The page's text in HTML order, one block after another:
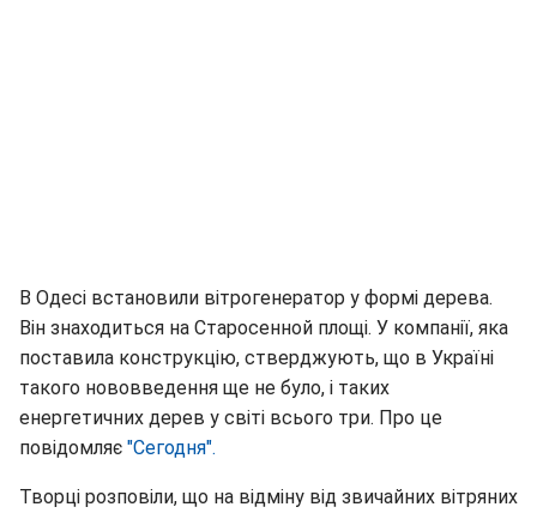
В Одесі встановили вітрогенератор у формі дерева.
Він знаходиться на Старосенной площі. У компанії, яка
поставила конструкцію, стверджують, що в Україні
такого нововведення ще не було, і таких
енергетичних дерев у світі всього три. Про це
повідомляє "Сегодня".
Творці розповіли, що на відміну від звичайних вітряних